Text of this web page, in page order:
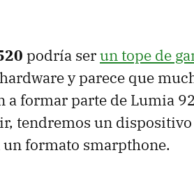
podría serun tope de
y parece que
a formar parte de Lumia
tendremos un
formato smarpthone.